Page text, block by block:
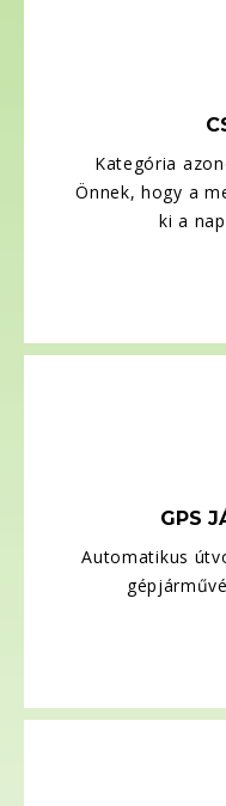
Kategória
Önnek, hogy a
ki a
GPS
Automatikus